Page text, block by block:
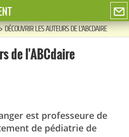
DÉCOUVRIR LES AUTEURS DE L'ABCDAIRE
de l'ABCdaire
est professeure de
de pédiatrie de